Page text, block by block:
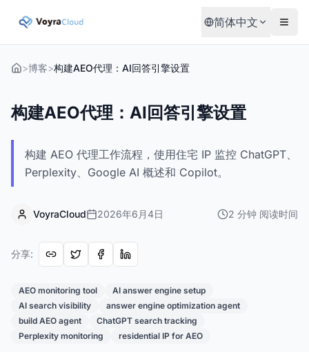
简体中文
>博客>构建AEO代理：AI回答引擎设置
构建AEO代理：AI回答引擎设置
构建 AEO 代理工作流程，使用住宅 IP 监控 ChatGPT、
Perplexity、Google AI 概述和 Copilot。
VoyraCloud 2026年6月4日 2 分钟 阅读时间
分享:
AEO monitoring tool
AI answer engine setup
AI search visibility
answer engine optimization agent
build AEO agent
ChatGPT search tracking
Perplexity monitoring
residential IP for AEO